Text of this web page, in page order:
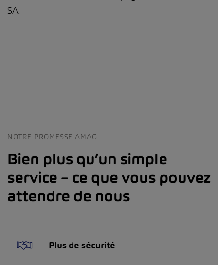
SA.
NOTRE PROMESSE AMAG
Bien plus qu’un simple
service – ce que vous pouvez
attendre de nous
Plus de sécurité